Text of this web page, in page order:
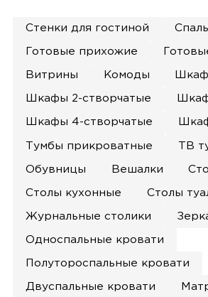
Стенки для гостиной
Готовые прихожие
Витрины Комоды
Шкафы 2-створчатые
Шкафы 4-створчатые
Тумбы прикроватные ТВ
Обувницы Вешалки
Столы кухонные Столы
Журнальные столики
Односпальные кровати
Полутороспальные кровати
Двуспальные кровати